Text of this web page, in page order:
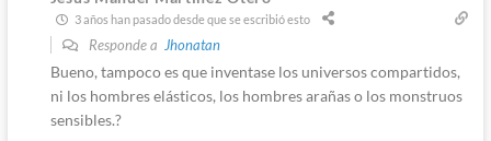
3 años han pasado desde que se escribió esto
Responde a Jhonatan
Bueno, tampoco es que inventase los universos compartidos,
ni los hombres elásticos, los hombres arañas o los monstruos
sensibles.?